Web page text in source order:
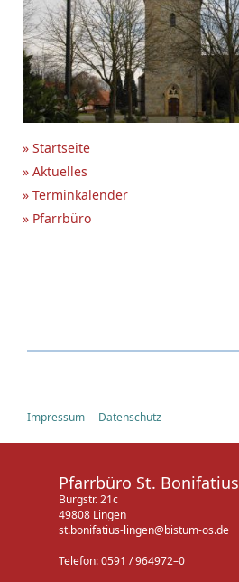
» Startseite
» Aktuelles
» Terminkalender
» Pfarrbüro
Impressum Datenschutz
Pfarrbüro St. Bonifatius
Burgstr. 21c
49808 Lingen
st.bonifatius-lingen@bistum-os.de
Telefon: 0591 / 964972–0